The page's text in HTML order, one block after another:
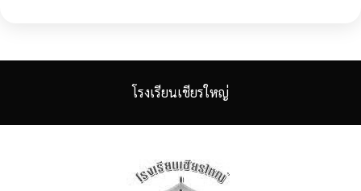
โรงเรียนเชียรใหญ่